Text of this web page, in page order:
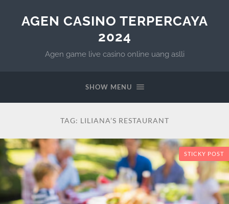
AGEN CASINO TERPERCAYA
2024
Agen game live casino online uang aslli
SHOW MENU
TAG: LILIANA’S RESTAURANT
STICKY POST